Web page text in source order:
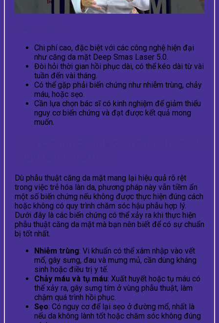
Chi phí cao, đặc biệt với các công nghệ hiện đại
như căng da mặt Deep Smas Laser 5.0.
Đòi hỏi thời gian hồi phục dài, có thể kéo dài từ vài
tuần đến vài tháng.
Có thể gặp phải biến chứng như nhiễm trùng, chảy
máu, hoặc sẹo.
Cần lựa chọn bác sĩ có kinh nghiệm để giảm thiểu
nguy cơ biến chứng và đạt được kết quả mong
muốn.
Dù phẫu thuật căng da mặt mang lại hiệu quả rõ rệt
trong việc trẻ hóa làn da, phương pháp này vẫn tiềm ẩn
một số biến chứng nếu không được thực hiện đúng cách
hoặc không có quy trình chăm sóc hậu phẫu hợp lý.
Dưới đây là các biến chứng có thể xảy ra khi thực hiện
phẫu thuật căng da mặt mà bạn nên biết để có sự chuẩn
bị tốt nhất.
Nhiễm trùng: Vi khuẩn có thể xâm nhập vào vết
mổ, gây sưng, đau và mưng mủ, cần dùng kháng
sinh hoặc điều trị y tế.
Chảy máu và tụ máu: Xuất huyết hoặc tụ máu có
thể xảy ra, gây sưng tím ở vùng phẫu thuật, làm
chậm quá trình hồi phục.
Sẹo: Có nguy cơ để lại sẹo ở đường mổ, nhất là
nếu da không lành tốt hoặc chăm sóc không đúng